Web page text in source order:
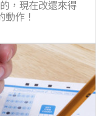
，現在改還來得
動作！